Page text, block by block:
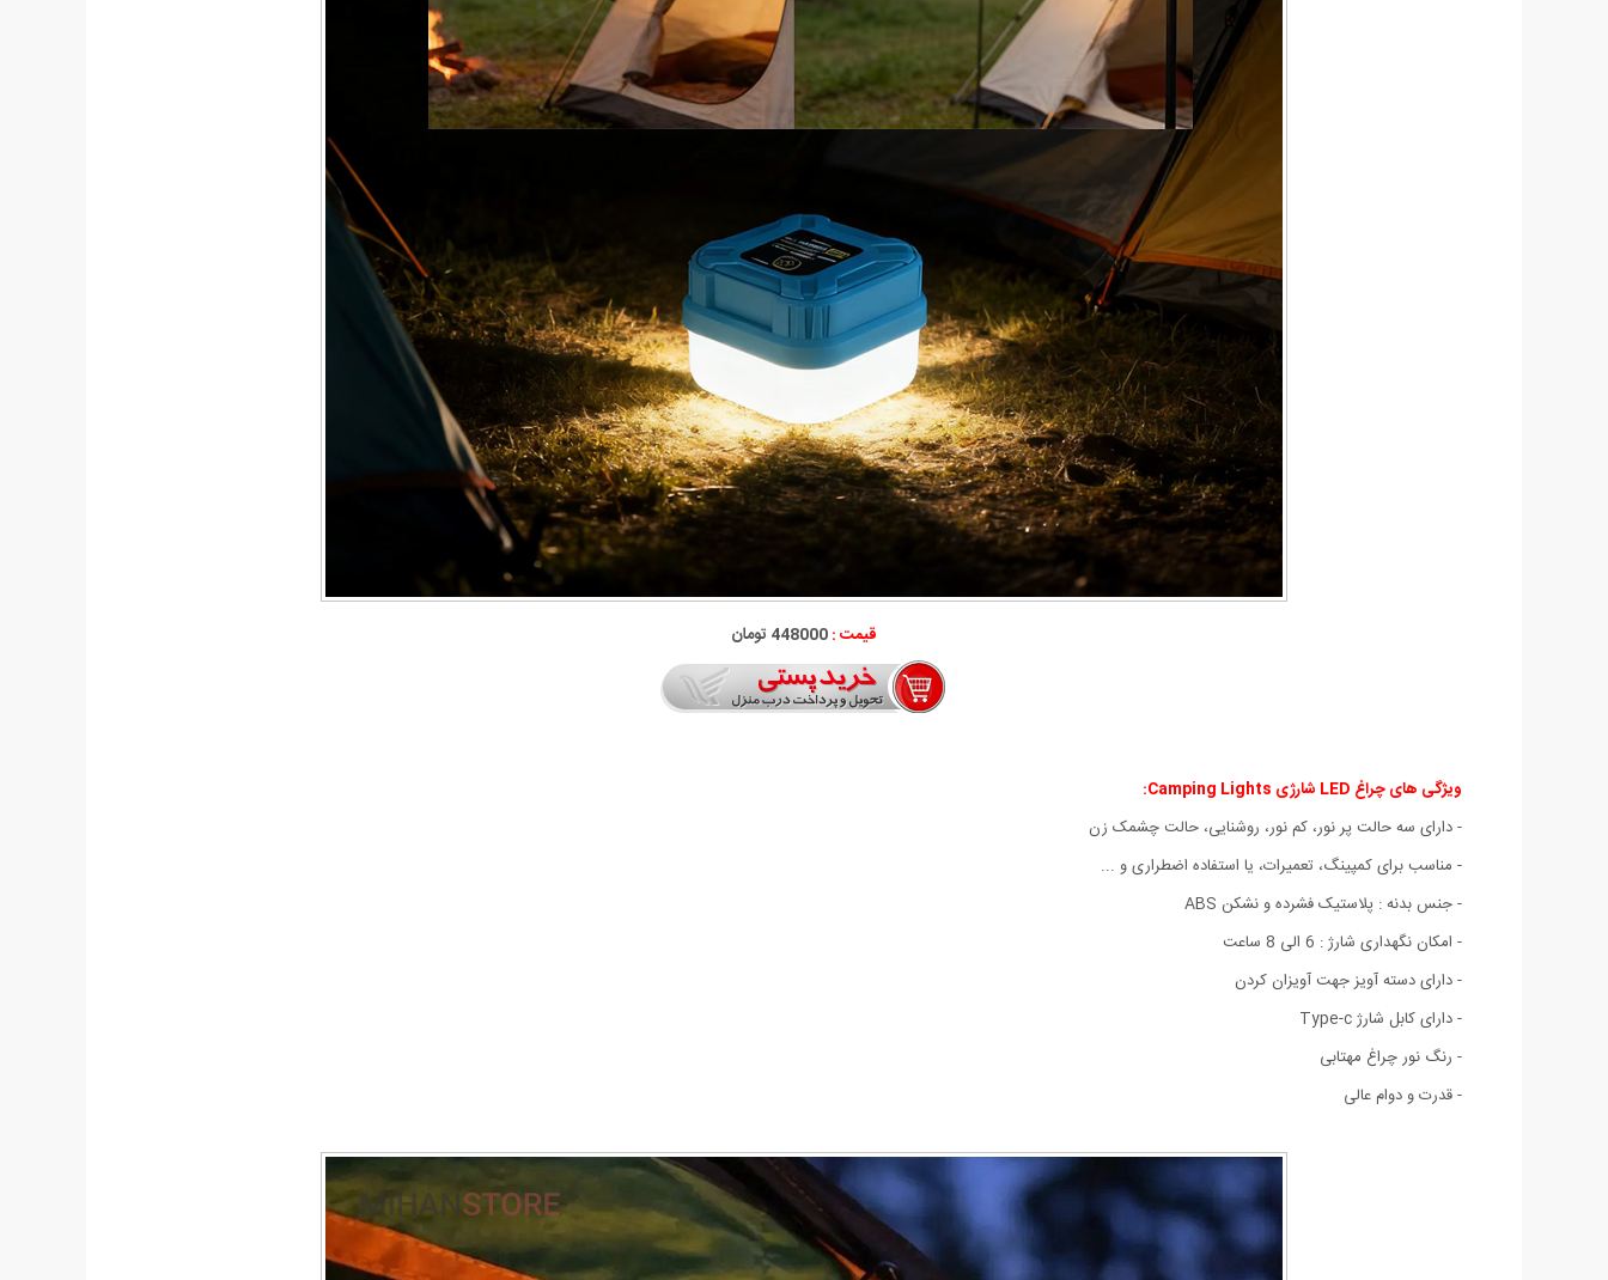
قیمت :448000 تومان
ویژگی های چراغ LED شارژی Camping Lights:
- دارای سه حالت پر نور، کم نور، روشنایی، حالت چشمک زن
- مناسب برای کمپینگ، تعمیرات، یا استفاده اضطراری و ...
- جنس بدنه : پلاستیک فشرده و نشکن ABS
- امکان نگهداری شارژ : 6 الی 8 ساعت
- دارای دسته آویز جهت آویزان کردن
- دارای کابل شارژ Type-c
- رنگ نور چراغ مهتابی
- قدرت و دوام عالی